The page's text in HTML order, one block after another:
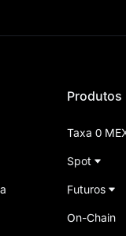
Produtos
Taxa 0
Spot
Futuros
On-Chain